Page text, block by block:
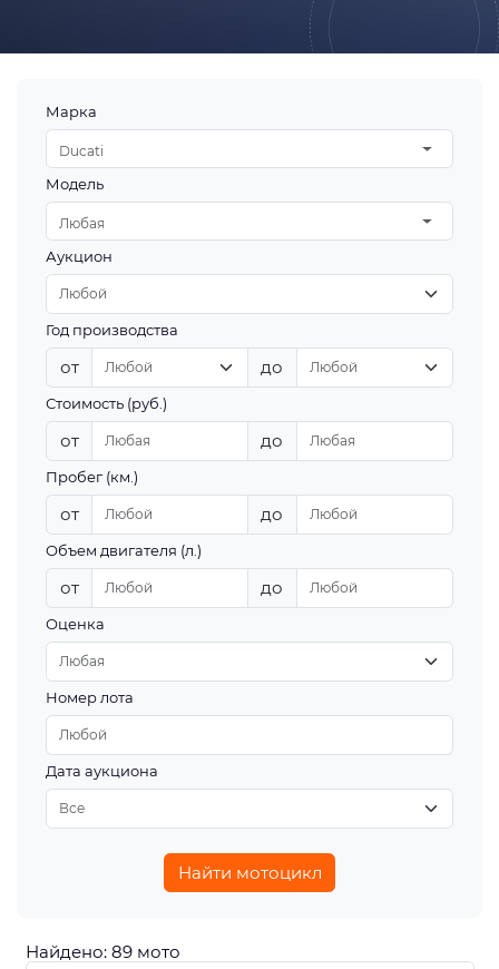
Марка
Ducati
Модель
Любая
Аукцион
Год производства
от до
Стоимость (руб.)
от до
Пробег (км.)
от до
Объем двигателя (л.)
от до
Оценка
Номер лота
Дата аукциона
Найти мотоцикл
Найдено: 89 мото